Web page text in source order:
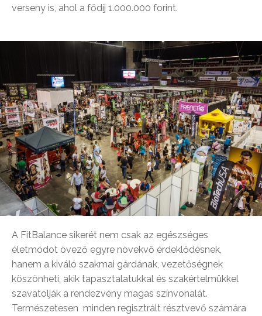
verseny is, ahol a fődíj 1.000.000 forint.
A FitBalance sikerét nem csak az egészséges
életmódot övező egyre növekvő érdeklődésnek,
hanem a kiváló szakmai gárdának, vezetőségnek
köszönheti, akik tapasztalatukkal és szakértelmükkel
szavatolják a rendezvény magas színvonalát.
Természetesen minden regisztrált résztvevő számára